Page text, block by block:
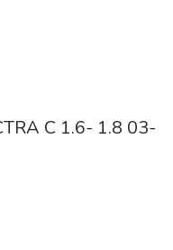
C 1.6- 1.8 03-